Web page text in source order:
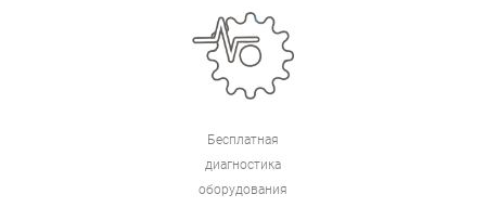
Бесплатная
диагностика
оборудования